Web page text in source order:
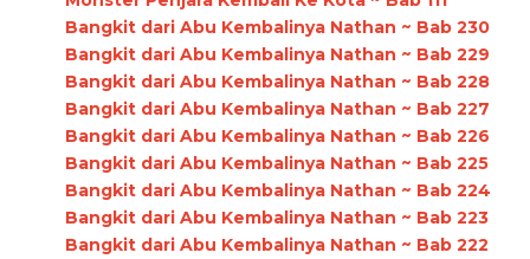
Bangkit dari Abu Kembalinya Nathan ~ Bab 230
Bangkit dari Abu Kembalinya Nathan ~ Bab 229
Bangkit dari Abu Kembalinya Nathan ~ Bab 228
Bangkit dari Abu Kembalinya Nathan ~ Bab 227
Bangkit dari Abu Kembalinya Nathan ~ Bab 226
Bangkit dari Abu Kembalinya Nathan ~ Bab 225
Bangkit dari Abu Kembalinya Nathan ~ Bab 224
Bangkit dari Abu Kembalinya Nathan ~ Bab 223
Bangkit dari Abu Kembalinya Nathan ~ Bab 222